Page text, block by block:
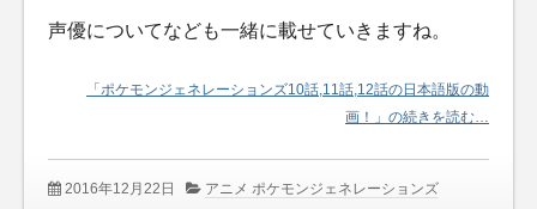
声優についてなども一緒に載せていきますね。
「ポケモンジェネレーションズ10話,11話,12話の日本語版の動
画！」の続きを読む…
2016年12月22日 アニメ ポケモンジェネレーションズ